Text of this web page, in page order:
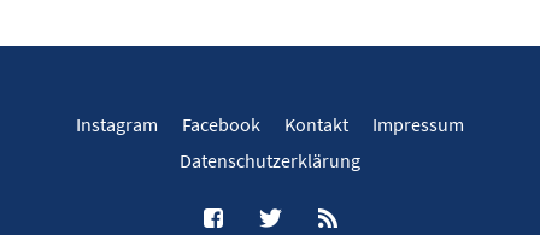
Instagram Facebook Kontakt
Impressum
Datenschutzerklärung